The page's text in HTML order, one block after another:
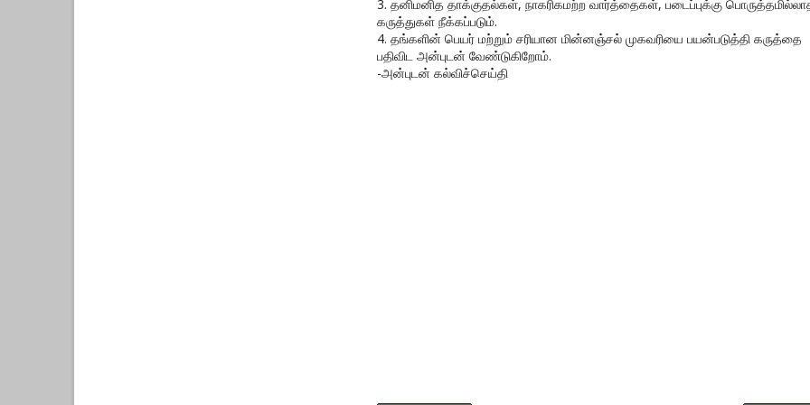
3. தனிமனித தாக்குதல்கள், நாகரிகமற்ற வார்த்தைகள், படைப்புக்கு
கருத்துகள் நீக்கப்படும்.
4. தங்களின் பெயர் மற்றும் சரியான மின்னஞ்சல் முகவரியை பயன்படுத்தி கருத்தை
பதிவிட அன்புடன் வேண்டுகிறோம்.
-அன்புடன் கல்விச்செய்தி